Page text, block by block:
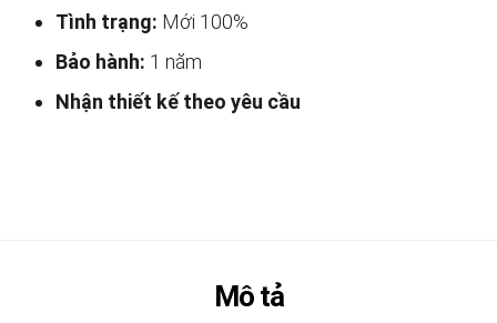
Tình trạng: Mới 100%
Bảo hành: 1 năm
Nhận thiết kế theo yêu cầu
Mô tả